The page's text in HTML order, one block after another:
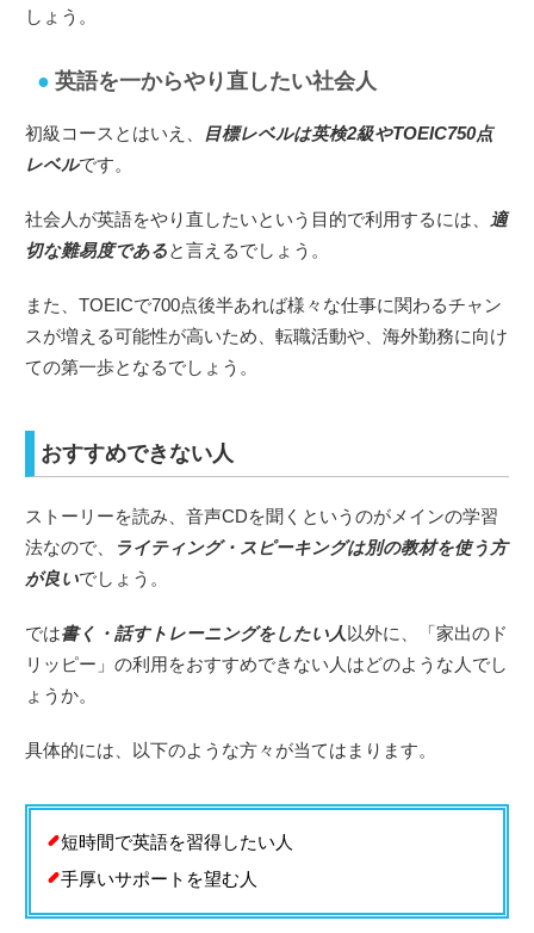
しょう。
英語を一からやり直したい社会人
初級コースとはいえ、
目標レベルは英検2級やTOEIC750点
レベルです。
社会人が英語をやり直したいという目的で利用するには、
適
切な難易度であると言えるでしょう。
また、TOEICで700点後半あれば様々な仕事に関わるチャン
スが増える可能性が高いため、転職活動や、海外勤務に向け
ての第一歩となるでしょう。
おすすめできない人
ストーリーを読み、音声CDを聞くというのがメインの学習
法なので、
ライティング・スピーキングは別の教材を使う方
が良いでしょう。
では書く・話すトレーニングをしたい人 以外に、「家出のド
リッピー」の利用をおすすめできない人はどのような人でし
ょうか。
具体的には、以下のような方々が当てはまります。
短時間で英語を習得したい人
手厚いサポートを望む人